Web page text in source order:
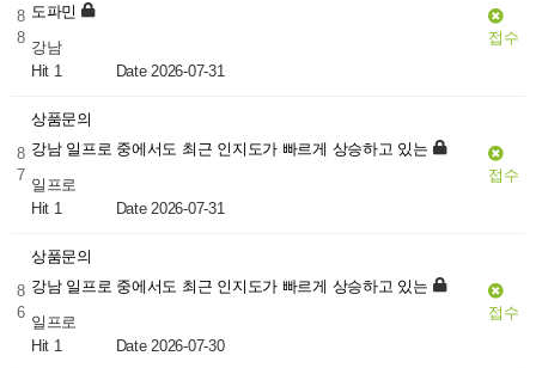
8
8
도파민
강남
Hit 1 Date 2026-07-31
접수
8
7
상품문의
강남 일프로 중에서도 최근 인지도가 빠르게 상승하고 있는
일프로
Hit 1 Date 2026-07-31
접수
8
6
상품문의
강남 일프로 중에서도 최근 인지도가 빠르게 상승하고 있는
일프로
Hit 1 Date 2026-07-30
접수